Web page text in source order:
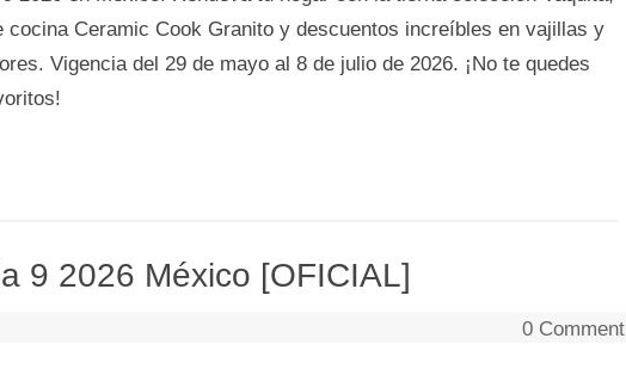
cocina Ceramic Cook Granito y descuentos increíbles en vajillas y
Vigencia del 29 de mayo al 8 de julio de 2026. ¡No te quedes
9 2026 México [OFICIAL]
0 Comment